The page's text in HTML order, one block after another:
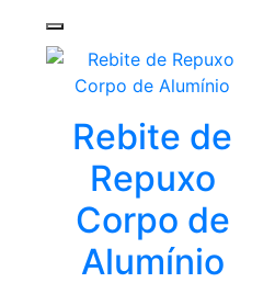
Rebite de
Repuxo
Corpo de
Alumínio